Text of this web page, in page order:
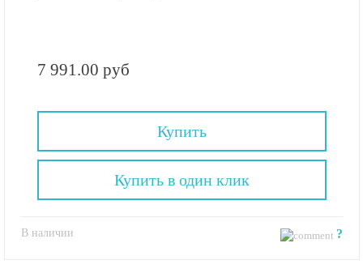
7 991.00 руб
Купить
В наличии ?
Купить в один клик